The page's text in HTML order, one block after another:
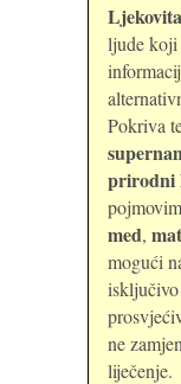
ljude koji
Pokriva
prirodni
med,
mogući
ne
liječenje.